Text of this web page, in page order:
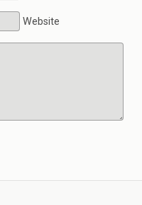
Website